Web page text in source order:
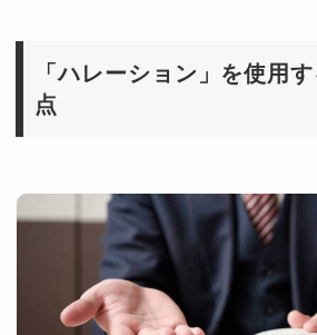
「ハレーション」を使用
点